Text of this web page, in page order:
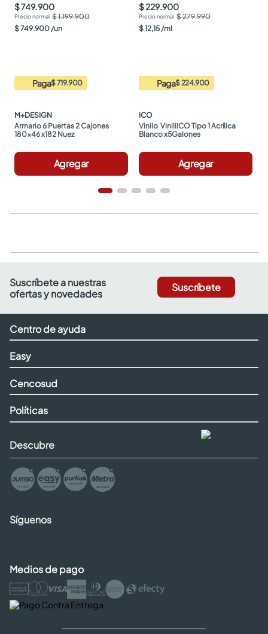
$ 749.900
$ 1.199.900
$749.900 /un
Paga$ 719.900
M+DESIGN
Armario 6 Puertas 2 Cajones
180x46 x182 Nuez
Agregar
$ 229.900
$ 279.990
$12,15 /ml
Paga$ 224.900
ICO
Vinilo  ViniliICO Tipo 1 Acrílica
Blanco x5Galones
Agregar
Suscríbete a nuestras
ofertas y novedades
Suscríbete
Centro de ayuda
Easy
Cencosud
Políticas
Descubre
Síguenos
Medios de pago